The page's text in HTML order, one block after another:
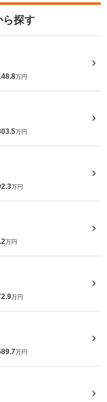
ら探す
万円
万円
万円
万円
万円
万円